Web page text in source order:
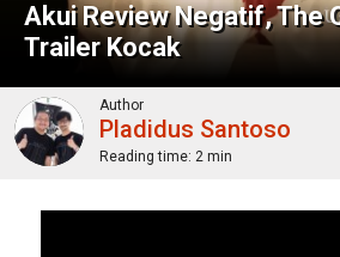
Akui Review Negatif, The
Trailer Kocak
Author
Pladidus Santoso
Reading time: 2 min